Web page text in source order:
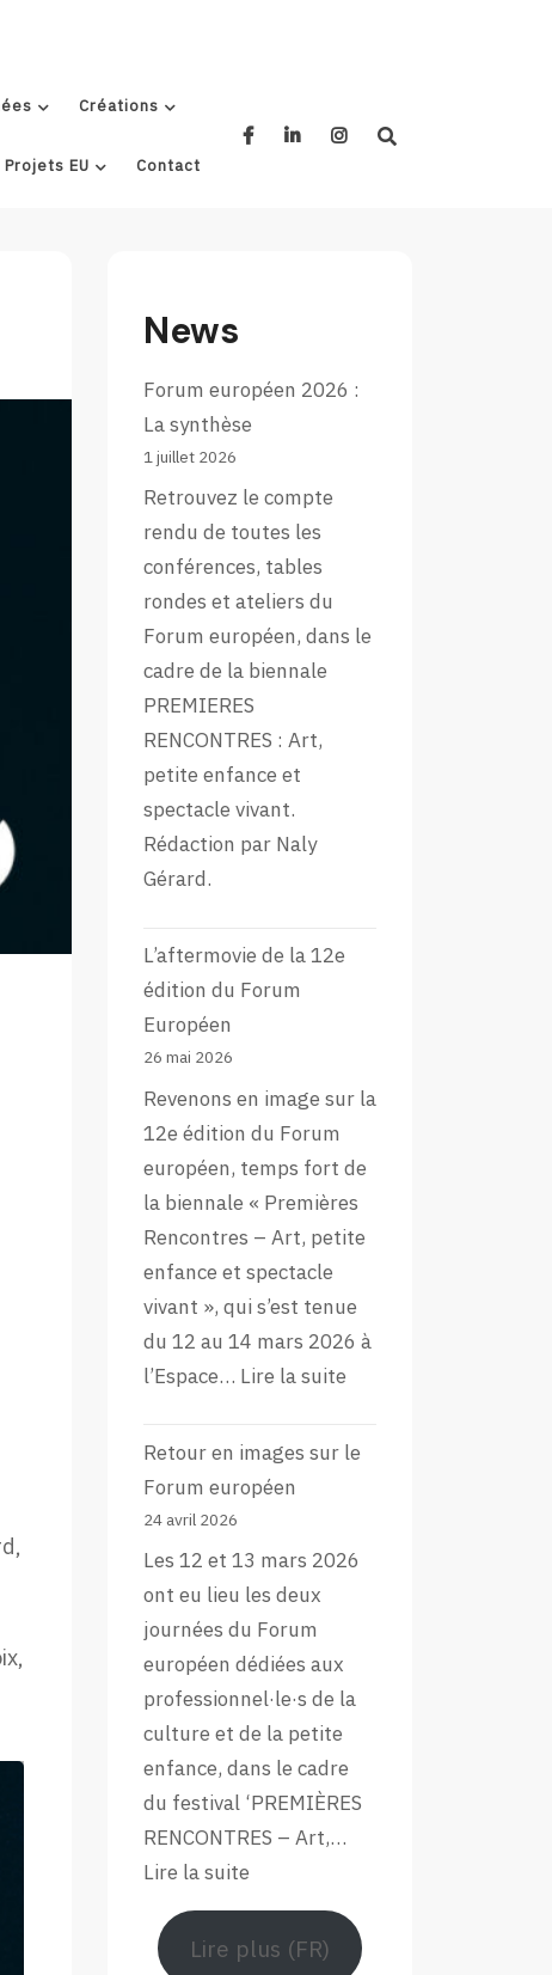
Créations
Projets EU Contact
News
Forum européen 2026 :
La synthèse
1 juillet 2026
Retrouvez le compte
rendu de toutes les
conférences, tables
rondes et ateliers du
Forum européen, dans le
cadre de la biennale
PREMIERES
RENCONTRES : Art,
petite enfance et
spectacle vivant.
Rédaction par Naly
Gérard.
L’aftermovie de la 12e
édition du Forum
Européen
26 mai 2026
Revenons en image sur la
12e édition du Forum
européen, temps fort de
la biennale « Premières
Rencontres – Art, petite
enfance et spectacle
vivant », qui s’est tenue
du 12 au 14 mars 2026 à
l’Espace… Lire la suite
de
édition
Retour en images sur le
Forum européen
24 avril 2026
Les 12 et 13 mars 2026
ont eu lieu les deux
journées du Forum
européen dédiées aux
professionnel·le·s de la
culture et de la petite
enfance, dans le cadre
du festival ‘PREMIÈRES
RENCONTRES – Art,…
Lire la suite
Retour
en
Lire plus (FR)